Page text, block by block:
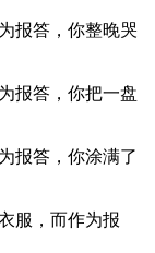
报答，你整晚哭
报答，你把一盘
报答，你涂满了
服，而作为报